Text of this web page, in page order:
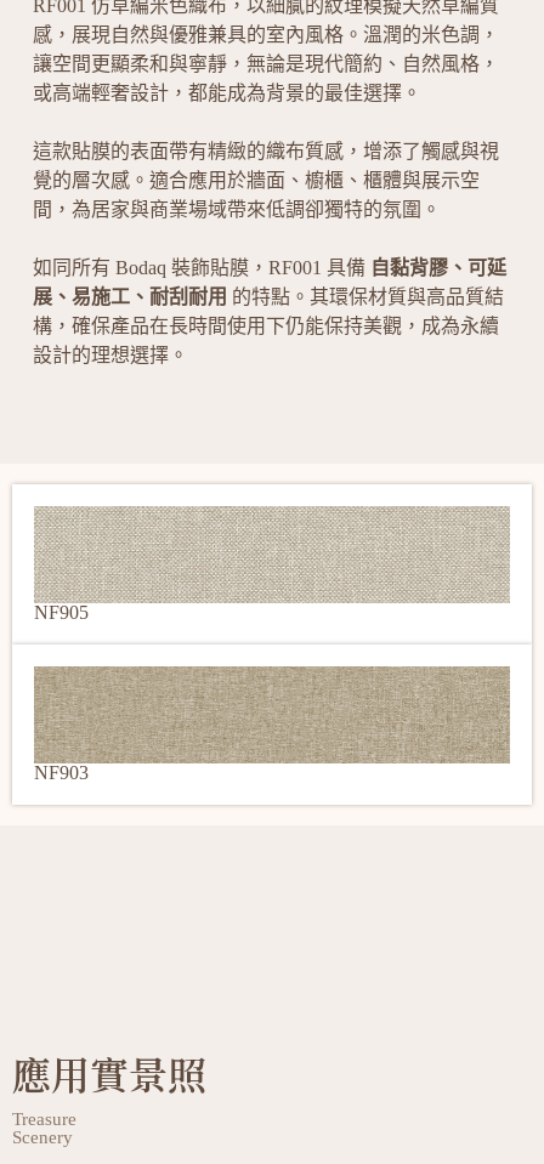
RF001 仿草編米色織布，以細膩的紋理模擬天然草編質
感，展現自然與優雅兼具的室內風格。溫潤的米色調，
讓空間更顯柔和與寧靜，無論是現代簡約、自然風格，
或高端輕奢設計，都能成為背景的最佳選擇。
這款貼膜的表面帶有精緻的織布質感，增添了觸感與視
覺的層次感。適合應用於牆面、櫥櫃、櫃體與展示空
間，為居家與商業場域帶來低調卻獨特的氛圍。
如同所有 Bodaq 裝飾貼膜，RF001 具備 自黏背膠、可延
展、易施工、耐刮耐用 的特點。其環保材質與高品質結
構，確保產品在長時間使用下仍能保持美觀，成為永續
設計的理想選擇。
NF905
NF903
應用實景照
Treasure
Scenery